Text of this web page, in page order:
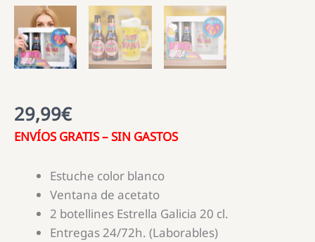
29,99€
ENVÍOS GRATIS – SIN GASTOS
Estuche color blanco
Ventana de acetato
2 botellines Estrella Galicia 20 cl.
Entregas 24/72h. (Laborables)